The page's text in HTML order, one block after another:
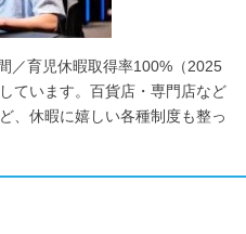
／育児休暇取得率100%（2025
ています。百貨店・専門店など
、休暇に嬉しい各種制度も整っ